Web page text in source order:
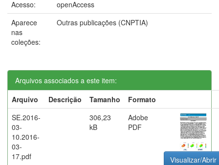
Acesso:
openAccess
Aparece
nas
coleções:
Outras publicações (CNPTIA)
Arquivos associados a este item:
Arquivo
Descrição Tamanho
Formato
SE.2016-
03-
10.2016-
03-
17.pdf
306,23
kB
Adobe
PDF
Visualizar/Abrir